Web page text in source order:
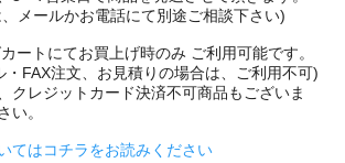
メールかお電話にて別途ご相談下さい)
ートにてお買上げ時のみ ご利用可能です。
FAX注文、お見積りの場合は、ご利用不可)
クレジットカード決済不可商品もございま
い。
てはコチラをお読みください